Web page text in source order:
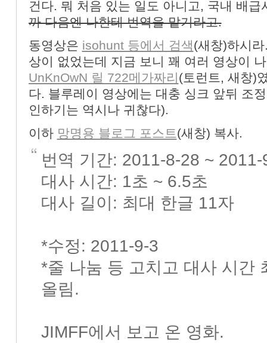
건다. 뭐 처음 있는 일도 아니고, 국내 배
까 다음엔 나한테 번역을 맡기라고.
동영상은 isohunt 등에서 검색(새창)하시
상이 없었는데 지금 보니 꽤 여러 영상이
UnKnOwN 릴 722메가짜리 (토런트, 새창)
다. 블루레이 영상에는 대충 싱크 앞뒤 조
인하기는 역시나 귀찮다).
이하 망명용 블로그 포스트(새창) 복사.
번역 기간: 2011-8-28 ~ 2011-
대사 시간: 1초 ~ 6.5초
대사 길이: 최대 한글 11자
*수정: 2011-9-3
*줄 나눔 등 고치고 대사 시간
올림.
JIMFF에서 보고 온 영화.